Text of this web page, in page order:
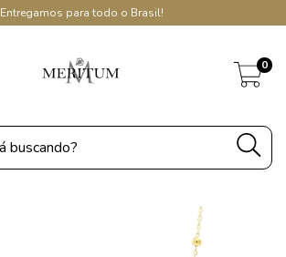
Entregamos para todo o Brasil!
0